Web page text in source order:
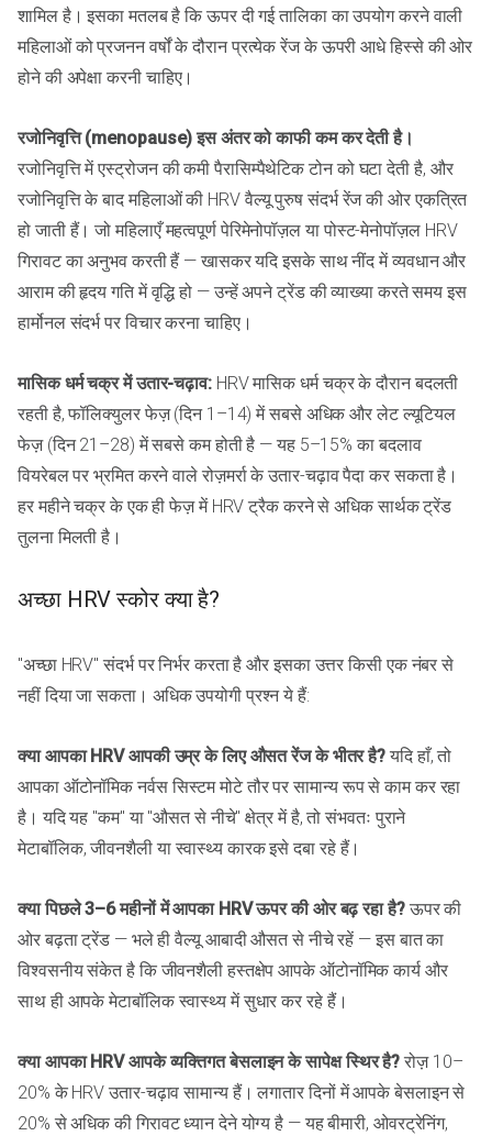
शामिल है। इसका मतलब है कि ऊपर दी गई तालिका का उपयोग करने वाली
महिलाओं को प्रजनन वर्षों के दौरान प्रत्येक रेंज के ऊपरी आधे हिस्से की ओर
होने की अपेक्षा करनी चाहिए।
रजोनिवृत्ति (menopause) इस अंतर को काफी कम कर देती है।
रजोनिवृत्ति में एस्ट्रोजन की कमी पैरासिम्पैथेटिक टोन को घटा देती है, और
रजोनिवृत्ति के बाद महिलाओं की HRV वैल्यू पुरुष संदर्भ रेंज की ओर एकत्रित
हो जाती हैं। जो महिलाएँ महत्वपूर्ण पेरिमेनोपॉज़ल या पोस्ट-मेनोपॉज़ल HRV
गिरावट का अनुभव करती हैं — खासकर यदि इसके साथ नींद में व्यवधान और
आराम की हृदय गति में वृद्धि हो — उन्हें अपने ट्रेंड की व्याख्या करते समय इस
हार्मोनल संदर्भ पर विचार करना चाहिए।
मासिक धर्म चक्र में उतार-चढ़ाव:HRV मासिक धर्म चक्र के दौरान बदलती
रहती है, फॉलिक्युलर फेज़ (दिन 1–14) में सबसे अधिक और लेट ल्यूटियल
फेज़ (दिन 21–28) में सबसे कम होती है — यह 5–15% का बदलाव
वियरेबल पर भ्रमित करने वाले रोज़मर्रा के उतार-चढ़ाव पैदा कर सकता है।
हर महीने चक्र के एक ही फेज़ में HRV ट्रैक करने से अधिक सार्थक ट्रेंड
तुलना मिलती है।
अच्छा HRV स्कोर क्या है?
"अच्छा HRV" संदर्भ पर निर्भर करता है और इसका उत्तर किसी एक नंबर से
नहीं दिया जा सकता। अधिक उपयोगी प्रश्न ये हैं:
क्या आपका HRV आपकी उम्र के लिए औसत रेंज के भीतर है? यदि हाँ, तो
आपका ऑटोनॉमिक नर्वस सिस्टम मोटे तौर पर सामान्य रूप से काम कर रहा
है। यदि यह "कम" या "औसत से नीचे" क्षेत्र में है, तो संभवतः पुराने
मेटाबॉलिक, जीवनशैली या स्वास्थ्य कारक इसे दबा रहे हैं।
क्या पिछले 3–6 महीनों में आपका HRV ऊपर की ओर बढ़ रहा है?ऊपर की
ओर बढ़ता ट्रेंड — भले ही वैल्यू आबादी औसत से नीचे रहें — इस बात का
विश्वसनीय संकेत है कि जीवनशैली हस्तक्षेप आपके ऑटोनॉमिक कार्य और
साथ ही आपके मेटाबॉलिक स्वास्थ्य में सुधार कर रहे हैं।
क्या आपका HRV आपके व्यक्तिगत बेसलाइन के सापेक्ष स्थिर है? रोज़ 10–
20% के HRV उतार-चढ़ाव सामान्य हैं। लगातार दिनों में आपके बेसलाइन से
20% से अधिक की गिरावट ध्यान देने योग्य है — यह बीमारी, ओवरट्रेनिंग,